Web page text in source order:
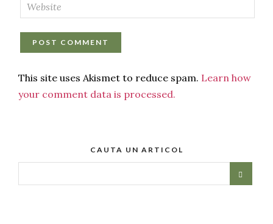
This site uses Akismet to reduce spam. Learn how
your comment data is processed.
CAUTA UN ARTICOL